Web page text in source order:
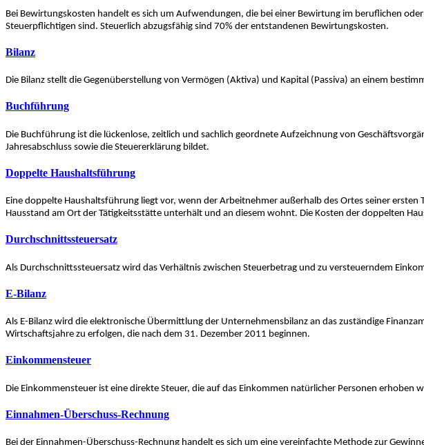
Bei Bewirtungskosten handelt es sich um Aufwendungen, die bei einer Bewirtung im beruflichen
Steuerpflichtigen sind. Steuerlich abzugsfähig sind 70% der entstandenen Bewirtungskosten.
Bilanz
Die Bilanz stellt die Gegenüberstellung von Vermögen (Aktiva) und Kapital (Passiva) an einem
Buchführung
Die Buchführung ist die lückenlose, zeitlich und sachlich geordnete Aufzeichnung von
Jahresabschluss sowie die Steuererklärung bildet.
Doppelte Haushaltsführung
Eine doppelte Haushaltsführung liegt vor, wenn der Arbeitnehmer außerhalb des Ortes seiner
Hausstand am Ort der Tätigkeitsstätte unterhält und an diesem wohnt. Die Kosten der doppelten
Durchschnittssteuersatz
Als Durchschnittssteuersatz wird das Verhältnis zwischen Steuerbetrag und zu versteuerndem
E-Bilanz
Als E-Bilanz wird die elektronische Übermittlung der Unternehmensbilanz an das zuständige
Wirtschaftsjahre zu erfolgen, die nach dem 31. Dezember 2011 beginnen.
Einkommensteuer
Die Einkommensteuer ist eine direkte Steuer, die auf das Einkommen natürlicher Personen erhoben
Einnahmen-Überschuss-Rechnung
Bei der Einnahmen-Überschuss-Rechnung handelt es sich um eine vereinfachte Methode zur